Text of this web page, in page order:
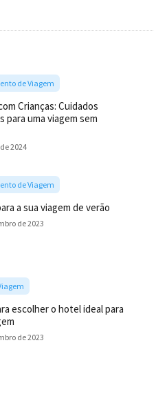
de Viagem
Crianças: Cuidados
para uma viagem sem
2024
de Viagem
a sua viagem de verão
de 2023
escolher o hotel ideal para
de 2023